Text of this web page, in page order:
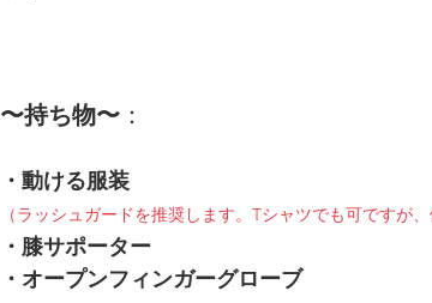
〜持ち物〜 ：
・動ける服装
（ラッシュガードを推奨します。Tシャツでも可ですが
・膝サポーター
・オープンフィンガーグローブ